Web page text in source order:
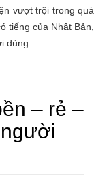
vượt trội trong quá
tiếng của Nhật Bản,
dùng
– rẻ –